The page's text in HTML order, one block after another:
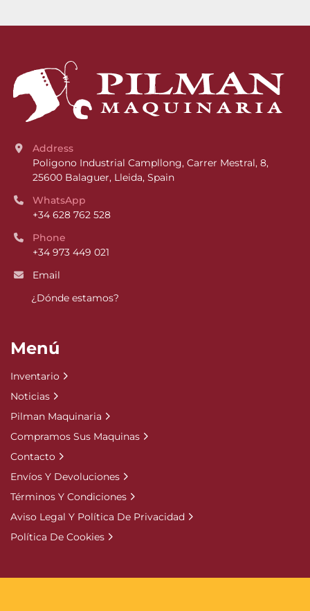
Address
Poligono Industrial Campllong, Carrer Mestral, 8,
25600 Balaguer, Lleida, Spain
WhatsApp
+34 628 762 528
Phone
+34 973 449 021
Email
¿Dónde estamos?
Menú
Inventario
Noticias
Pilman Maquinaria
Compramos Sus Maquinas
Contacto
Envíos Y Devoluciones
Términos Y Condiciones
Aviso Legal Y Política De Privacidad
Política De Cookies